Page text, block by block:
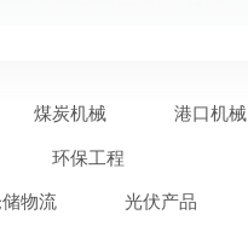
煤炭机械 港口机械
环保工程
物流 光伏产品